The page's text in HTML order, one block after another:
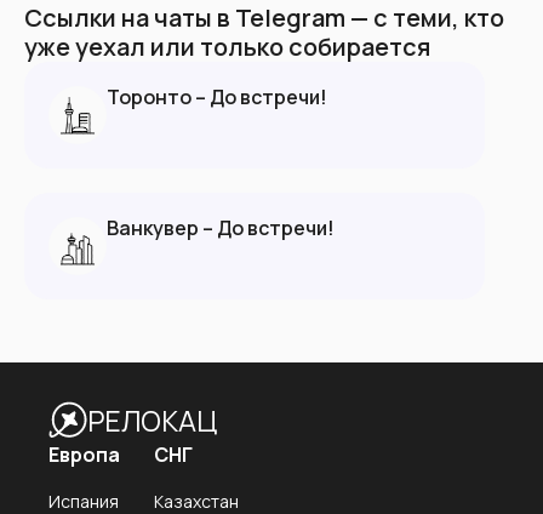
Ссылки на чаты в Telegram — с теми, кто
уже уехал или только собирается
Торонто – До встречи!
Ванкувер – До встречи!
РЕЛОКАЦ
Европа
Испания
СНГ
Казахстан